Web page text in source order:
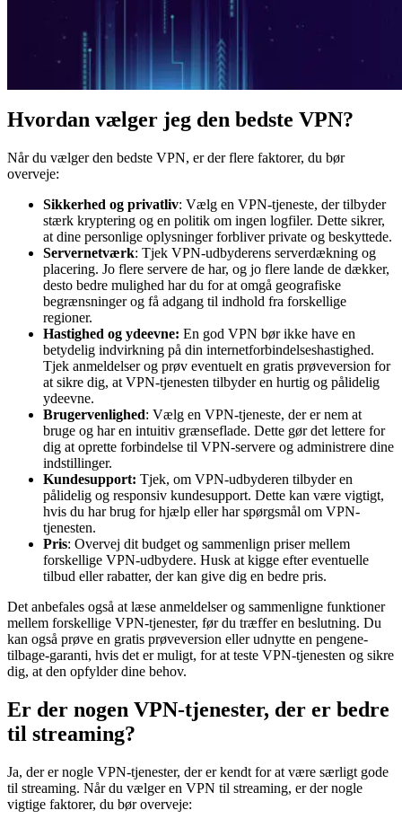
Hvordan vælger jeg den bedste VPN?
Når du vælger den bedste VPN, er der flere faktorer, du bør
overveje:
Sikkerhed og privatliv: Vælg en VPN-tjeneste, der tilbyder
stærk kryptering og en politik om ingen logfiler. Dette sikrer,
at dine personlige oplysninger forbliver private og beskyttede.
Servernetværk: Tjek VPN-udbyderens serverdækning og
placering. Jo flere servere de har, og jo flere lande de dækker,
desto bedre mulighed har du for at omgå geografiske
begrænsninger og få adgang til indhold fra forskellige
regioner.
Hastighed og ydeevne: En god VPN bør ikke have en
betydelig indvirkning på din internetforbindelseshastighed.
Tjek anmeldelser og prøv eventuelt en gratis prøveversion for
at sikre dig, at VPN-tjenesten tilbyder en hurtig og pålidelig
ydeevne.
Brugervenlighed: Vælg en VPN-tjeneste, der er nem at
bruge og har en intuitiv grænseflade. Dette gør det lettere for
dig at oprette forbindelse til VPN-servere og administrere dine
indstillinger.
Kundesupport: Tjek, om VPN-udbyderen tilbyder en
pålidelig og responsiv kundesupport. Dette kan være vigtigt,
hvis du har brug for hjælp eller har spørgsmål om VPN-
tjenesten.
Pris: Overvej dit budget og sammenlign priser mellem
forskellige VPN-udbydere. Husk at kigge efter eventuelle
tilbud eller rabatter, der kan give dig en bedre pris.
Det anbefales også at læse anmeldelser og sammenligne funktioner
mellem forskellige VPN-tjenester, før du træffer en beslutning. Du
kan også prøve en gratis prøveversion eller udnytte en pengene-
tilbage-garanti, hvis det er muligt, for at teste VPN-tjenesten og sikre
dig, at den opfylder dine behov.
Er der nogen VPN-tjenester, der er bedre
til streaming?
Ja, der er nogle VPN-tjenester, der er kendt for at være særligt gode
til streaming. Når du vælger en VPN til streaming, er der nogle
vigtige faktorer, du bør overveje: